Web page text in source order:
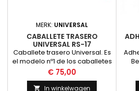
MERK: UNIVERSAL
CABALLETE TRASERO
UNIVERSAL RS-17
Caballete trasero Universal. Es
el modelo nº1 de los caballetes
Bike Lift, gracias a su gran esta
Prijs
€ 75,00
 In winkelwagen
el